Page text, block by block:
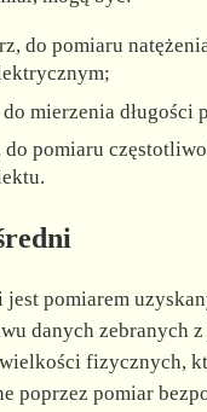
do pomiaru
mierzenia długości
do pomiaru
jest pomiarem
danych zebranych
fizycznych,
poprzez pomiar